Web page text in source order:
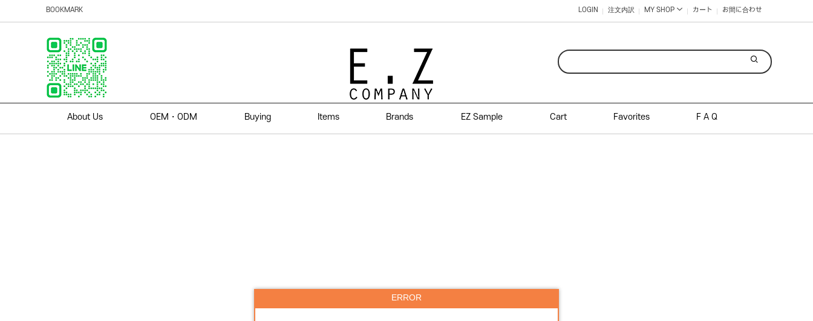
BOOKMARK LOGIN 注文内訳 MY SHOP カート お間に合わせ
About Us OEM・ODM Buying Items Brands EZ Sample Cart Favorites F A Q
ERROR